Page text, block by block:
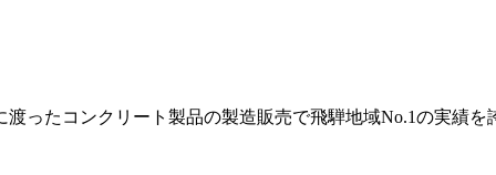
ったコンクリート製品の製造販売で飛騨地域No.1の実績を